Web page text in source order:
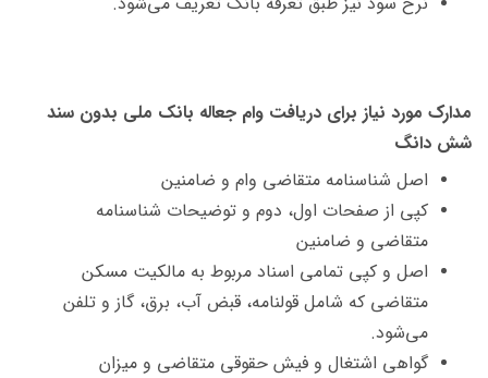
مدارک مورد نیاز برای دریافت وام جعاله بانک ملی بدون سند
شش دانگ
اصل شناسنامه متقاضی وام و ضامنین
کپی از صفحات اول، دوم و توضیحات شناسنامه
متقاضی و ضامنین
اصل و کپی تمامی اسناد مربوط به مالکیت مسکن
متقاضی که شامل قولنامه، قبض آب، برق، گاز و تلفن
می‌شود.
گواهی اشتغال و فیش حقوقی متقاضی و میزان